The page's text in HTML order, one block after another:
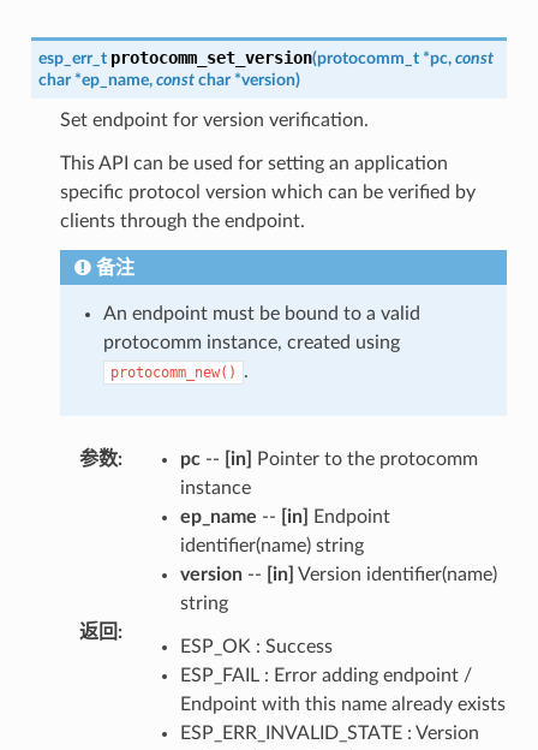
esp_err_t protocomm_set_version(protocomm_t *pc, const
char *ep_name, const char *version)
Set endpoint for version verification.
This API can be used for setting an application
specific protocol version which can be verified by
clients through the endpoint.
备注
An endpoint must be bound to a valid
protocomm instance, created using
protocomm_new() .
参数: pc-- [in]
Pointer to the protocomm
instance
ep_name -- [in]
Endpoint
identifier(name) string
version-- [in] Version identifier(name)
string
返回 :
ESP_OK : Success
ESP_FAIL : Error adding endpoint /
Endpoint with this name already exists
ESP_ERR_INVALID_STATE : Version